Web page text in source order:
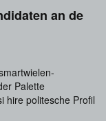
an de
Palette
hire politesche Profil